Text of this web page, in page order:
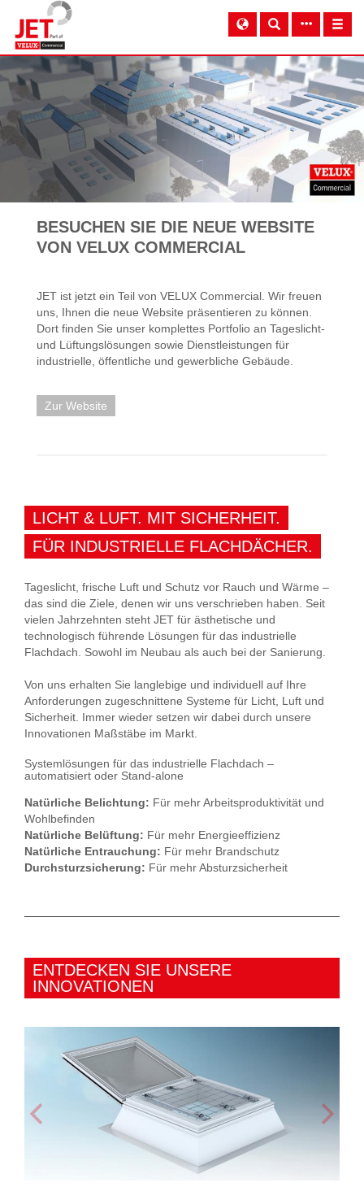
BESUCHEN SIE DIE NEUE WEBSITE
VON VELUX COMMERCIAL
JET ist jetzt ein Teil von VELUX Commercial. Wir freuen
uns, Ihnen die neue Website präsentieren zu können.
Dort finden Sie unser komplettes Portfolio an Tageslicht-
und Lüftungslösungen sowie Dienstleistungen für
industrielle, öffentliche und gewerbliche Gebäude.
Zur Website
LICHT & LUFT. MIT SICHERHEIT.
FÜR INDUSTRIELLE FLACHDÄCHER.
Tageslicht, frische Luft und Schutz vor Rauch und Wärme –
das sind die Ziele, denen wir uns verschrieben haben. Seit
vielen Jahrzehnten steht JET für ästhetische und
technologisch führende Lösungen für das industrielle
Flachdach. Sowohl im Neubau als auch bei der Sanierung.
Von uns erhalten Sie langlebige und individuell auf Ihre
Anforderungen zugeschnittene Systeme für Licht, Luft und
Sicherheit. Immer wieder setzen wir dabei durch unsere
Innovationen Maßstäbe im Markt.
Systemlösungen für das industrielle Flachdach –
automatisiert oder Stand-alone
Natürliche Belichtung: Für mehr Arbeitsproduktivität und
Wohlbefinden
Natürliche Belüftung: Für mehr Energieeffizienz
Natürliche Entrauchung: Für mehr Brandschutz
Durchsturzsicherung: Für mehr Absturzsicherheit
ENTDECKEN SIE UNSERE
INNOVATIONEN